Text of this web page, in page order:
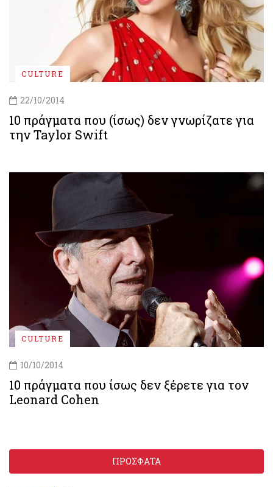
CULTURE
22/10/2014
10 πράγματα που (ίσως) δεν γνωρίζατε για
την Taylor Swift
CULTURE
10/10/2014
10 πράγματα που ίσως δεν ξέρετε για τον
Leonard Cohen
ΠΡΟΣΦΑΤΑ